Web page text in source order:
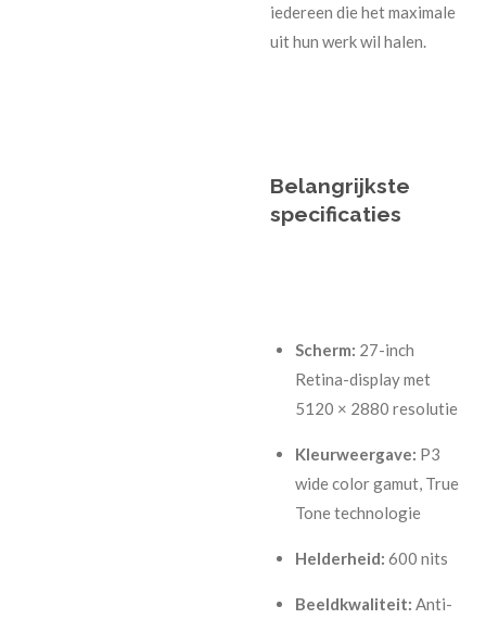
iedereen die het maximale
uit hun werk wil halen.
Belangrijkste
specificaties
Scherm: 27-inch
Retina-display met
5120 × 2880 resolutie
Kleurweergave: P3
wide color gamut, True
Tone technologie
Helderheid: 600 nits
Beeldkwaliteit: Anti-